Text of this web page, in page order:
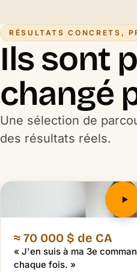
RÉSULTATS CONCRETS,
Ils sont
changé
Une sélection de
des résultats réels.
≈ 70 000 $ de CA
« J'en suis à ma 3e
chaque fois. »